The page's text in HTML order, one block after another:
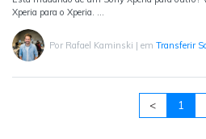
Xperia para o Xperia. …
Por Rafael Kaminski |emTransferir
< 1